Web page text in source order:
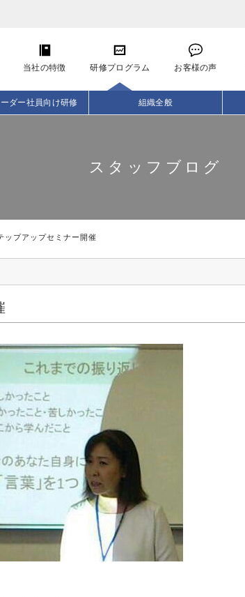
当社の特徴 研修プログラム お客様の声
ダー社員向け研修 組織全般
スタッフブログ
ップアップセミナー開催